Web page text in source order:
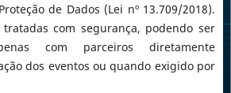
de Dados (Lei nº 13.709/2018).
com segurança, podendo ser
com parceiros diretamente
dos eventos ou quando exigido por